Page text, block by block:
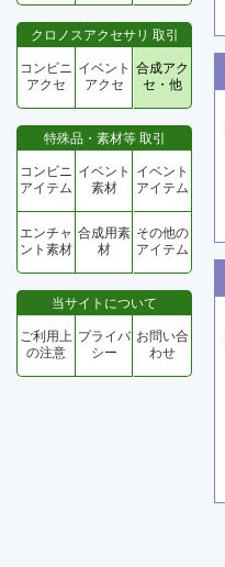
クロノスアクセサリ 取引
コンビニ
アクセ
イベント
アクセ
合成アク
セ・他
特殊品・素材等 取引
コンビニ
アイテム
イベント
素材
イベント
アイテム
エンチャ
ント素材
合成用素
材
その他の
アイテム
当サイトについて
ご利用上
の注意
プライバ
シー
お問い合
わせ